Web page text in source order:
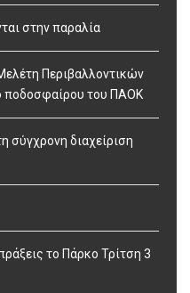
στην παραλία
Περιβαλλοντικών
ποδοσφαίρου του ΠΑΟΚ
σύγχρονη διαχείριση
το Πάρκο Τρίτση 3